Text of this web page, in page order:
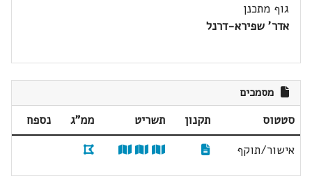
גוף מתכנן
אדר' שפירא-דרנל
מסמכים
סטטוס תקנון תשריט ממ"ג
נספח
אישור/תוקף